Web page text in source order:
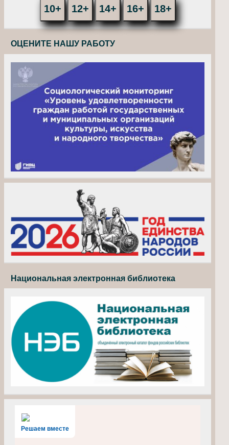
10+ 12+ 14+ 16+ 18+
ОЦЕНИТЕ НАШУ РАБОТУ
Национальная электронная библиотека
Решаем вместе